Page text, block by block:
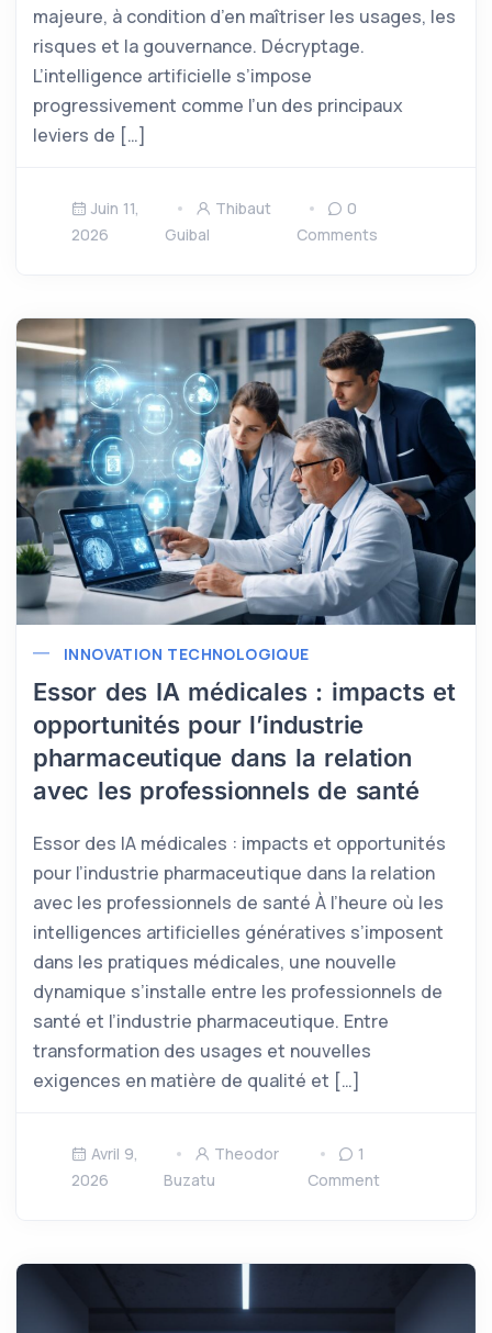
majeure, à condition d’en maîtriser les usages, les
risques et la gouvernance. Décryptage.
L’intelligence artificielle s’impose
progressivement comme l’un des principaux
leviers de […]
Juin 11,
2026
Thibaut
Guibal
0
Comments
INNOVATION TECHNOLOGIQUE
Essor des IA médicales : impacts et
opportunités pour l’industrie
pharmaceutique dans la relation
avec les professionnels de santé
Essor des IA médicales : impacts et opportunités
pour l’industrie pharmaceutique dans la relation
avec les professionnels de santé À l’heure où les
intelligences artificielles génératives s’imposent
dans les pratiques médicales, une nouvelle
dynamique s’installe entre les professionnels de
santé et l’industrie pharmaceutique. Entre
transformation des usages et nouvelles
exigences en matière de qualité et […]
Avril 9,
2026
Theodor
Buzatu
1
Comment